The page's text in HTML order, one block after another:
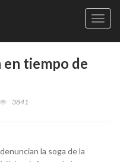
en tiempo de
3841
la soga de la